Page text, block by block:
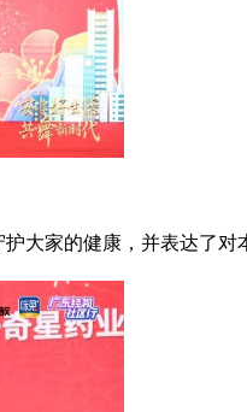
大家的健康，并表达了对